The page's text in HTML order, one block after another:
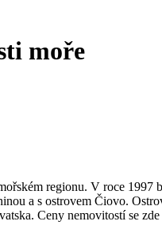
moře
regionu. V roce 1997
a s ostrovem Čiovo.
Ceny nemovitostí se